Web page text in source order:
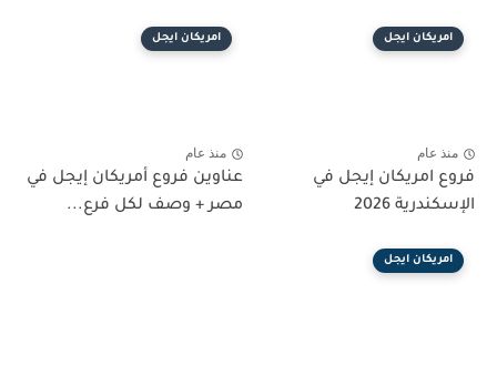
امريكان ايجل
منذ عام
فروع امريكان إيجل في
الإسكندرية 2026
امريكان ايجل
منذ عام
عناوين فروع أمريكان إيجل في
مصر + وصف لكل فرع...
امريكان ايجل